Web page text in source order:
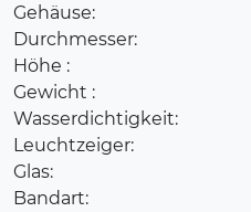
Gehäuse:
Durchmesser:
Höhe :
Gewicht :
Wasserdichtigkeit:
Leuchtzeiger:
Glas:
Bandart: